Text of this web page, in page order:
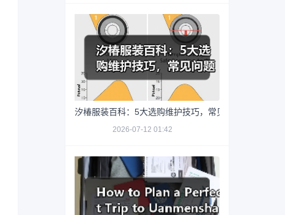
汐椿服装百科：5大选购维护技巧，常见问题全解析
2026-07-12 01:42